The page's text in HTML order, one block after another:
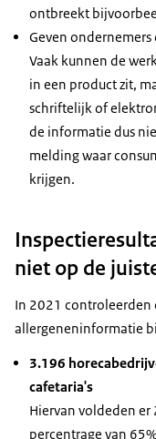
ontbreekt
Geven
Vaak kunnen de
in een product zit,
schriftelijk of
de informatie dus
melding waar
krijgen.
niet op de
In 2021 controleerden
allergeneninformatie
3.196
cafetaria's
Hiervan voldeden er
percentrage van